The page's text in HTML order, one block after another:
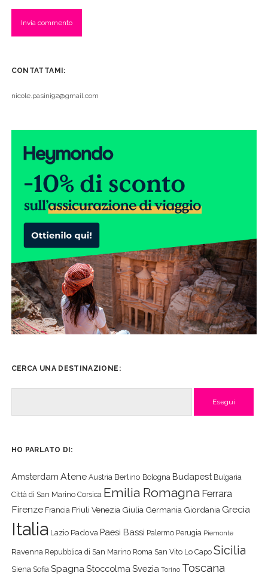
CONTATTAMI:
nicole.pasini92@gmail.com
CERCA UNA DESTINAZIONE:
HO PARLATO DI:
Amsterdam Atene Austria Berlino Bologna Budapest Bulgaria
Città di San Marino Corsica Emilia Romagna Ferrara
Firenze Francia Friuli Venezia Giulia Germania Giordania Grecia
Italia Lazio Padova Paesi Bassi Palermo Perugia Piemonte
Ravenna Repubblica di San Marino Roma San Vito Lo Capo Sicilia
Siena Sofia SpagnaStoccolma Svezia Torino Toscana